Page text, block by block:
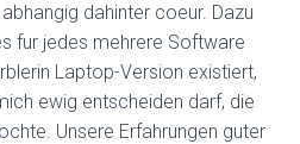
dahinter coeur. Dazu
fur jedes mehrere Software
Laptop-Version existiert,
ewig entscheiden darf, die
Unsere Erfahrungen guter